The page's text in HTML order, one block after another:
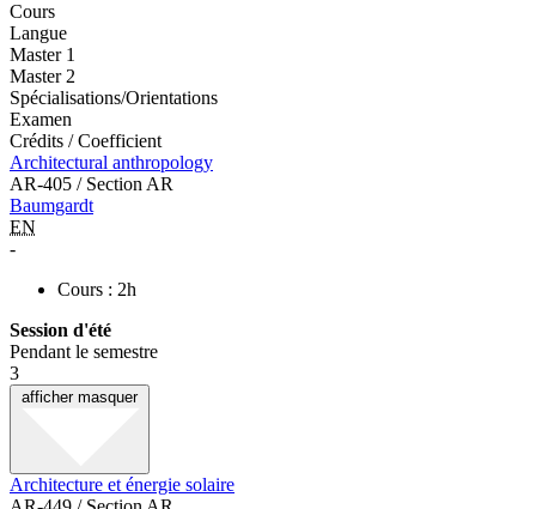
Cours
Langue
Master 1
Master 2
Spécialisations/Orientations
Examen
Crédits / Coefficient
Architectural anthropology
AR-405 / Section AR
Baumgardt
EN
-
Cours : 2h
Session d'été
Pendant le semestre
3
afficher masquer
Architecture et énergie solaire